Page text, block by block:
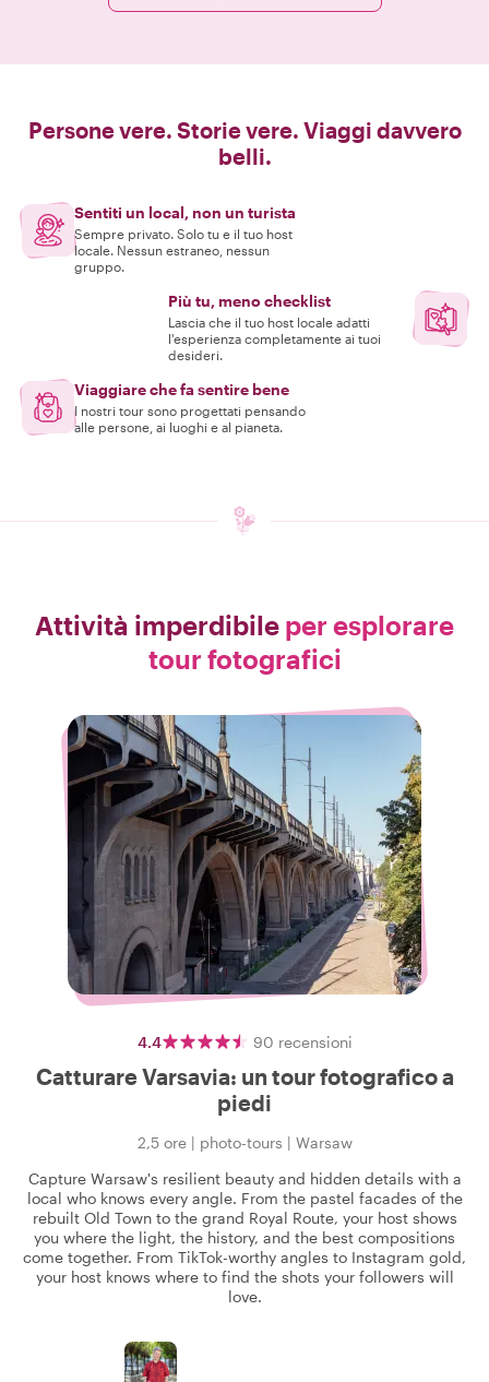
Persone vere. Storie vere. Viaggi davvero
belli.
Sentiti un local, non un turista
Sempre privato. Solo tu e il tuo host
locale. Nessun estraneo, nessun
gruppo.
Più tu, meno checklist
Lascia che il tuo host locale adatti
l'esperienza completamente ai tuoi
desideri.
Viaggiare che fa sentire bene
I nostri tour sono progettati pensando
alle persone, ai luoghi e al pianeta.
Attività imperdibile per esplorare
tour fotografici
4.4 90 recensioni
Catturare Varsavia: un tour fotografico a
piedi
2,5 ore| photo-tours | Warsaw
Capture Warsaw's resilient beauty and hidden details with a
local who knows every angle. From the pastel facades of the
rebuilt Old Town to the grand Royal Route, your host shows
you where the light, the history, and the best compositions
come together. From TikTok-worthy angles to Instagram gold,
your host knows where to find the shots your followers will
love.